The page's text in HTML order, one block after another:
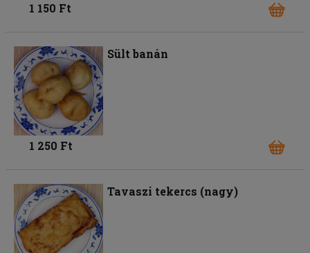
1 150 Ft
Sült banán
1 250 Ft
Tavaszi tekercs (nagy)